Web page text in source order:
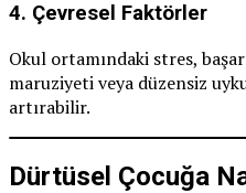
4. Çevresel Faktörler
Okul ortamındaki stres,
maruziyeti veya düzensiz
artırabilir.
Dürtüsel Çocuğa